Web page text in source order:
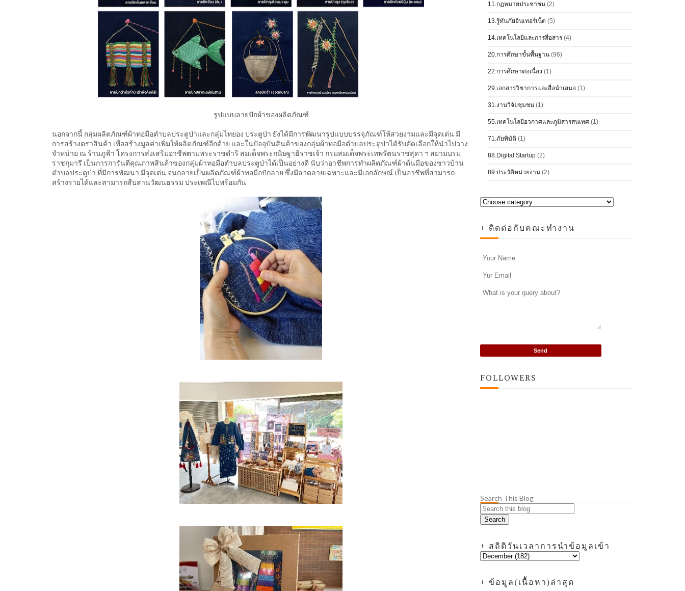
รูปแบบลายปักผ้าของผลิตภัณฑ์
นอกจากนี้ กลุ่มผลิตภัณฑ์ผ้าทอมือตำบลประตูป่าและกลุ่มไทยอง ประตูป่า ยังได้มีการพัฒนารูปแบบบรรจุภัณฑ์ให้สวยงามและมีจุดเด่น มี
การสร้างตราสินค้า เพื่อสร้างมูลค่าเพิ่มให้ผลิตภัณฑ์อีกด้วย และในปัจจุบันสินค้าของกลุ่มผ้าทอมือตำบลประตูป่าได้รับคัดเลือกให้นำไปวาง
จำหน่าย ณ ร้านภูฟ้า โครงการส่งเสริมอาชีพตามพระราชดำริ สมเด็จพระกนิษฐาธิราชเจ้า กรมสมเด็จพระเทพรัตนราชสุดา ฯ สยามบรม
ราชกุมารี เป็นการการันตีคุณภาพสินค้าของกลุ่มผ้าทอมือตำบลประตูป่าได้เป็นอย่างดี นับว่าอาชีพการทำผลิตภัณฑ์ผ้าด้นมือของชาวบ้าน
ตำบลประตูป่า ที่มีการพัฒนา มีจุดเด่น จนกลายเป็นผลิตภัณฑ์ผ้าทอมือปักลาย ซึ่งมีลวดลายเฉพาะและมีเอกลักษณ์ เป็นอาชีพที่สามารถ
สร้างรายได้และสามารถสืบสานวัฒนธรรม ประเพณีไปพร้อมกัน
11.กฏหมายประชาชน (2)
13.รู้ทันภัยอินเทอร์เน็ต (5)
14.เทคโนโลยีและการสื่อสาร (4)
20.การศึกษาขั้นพื้นฐาน (96)
22.การศึกษาต่อเนื่อง (1)
29.เอกสารวิชาการและสื่อนำเสนอ (1)
31.งานวิจัยชุมชน (1)
55.เทคโนโลยีอวกาศและภูมิสารสนเทศ (1)
71.ภัยพิบัติ (1)
88.Digital Startup (2)
89.ประวัติหน่วยงาน (2)
+ ติดต่อกับคณะทำงาน
FOLLOWERS
Search This Blog
+ สถิติวันเวลาการนำข้อมูลเข้า
+ ข้อมูล(เนื้อหา)ล่าสุด